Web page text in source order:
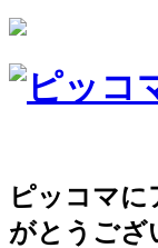
ピッコマに
がとうござ